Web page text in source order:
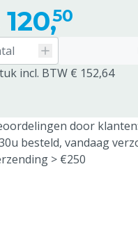
120,50
incl. BTW € 152,64
door
besteld, vandaag
> €250